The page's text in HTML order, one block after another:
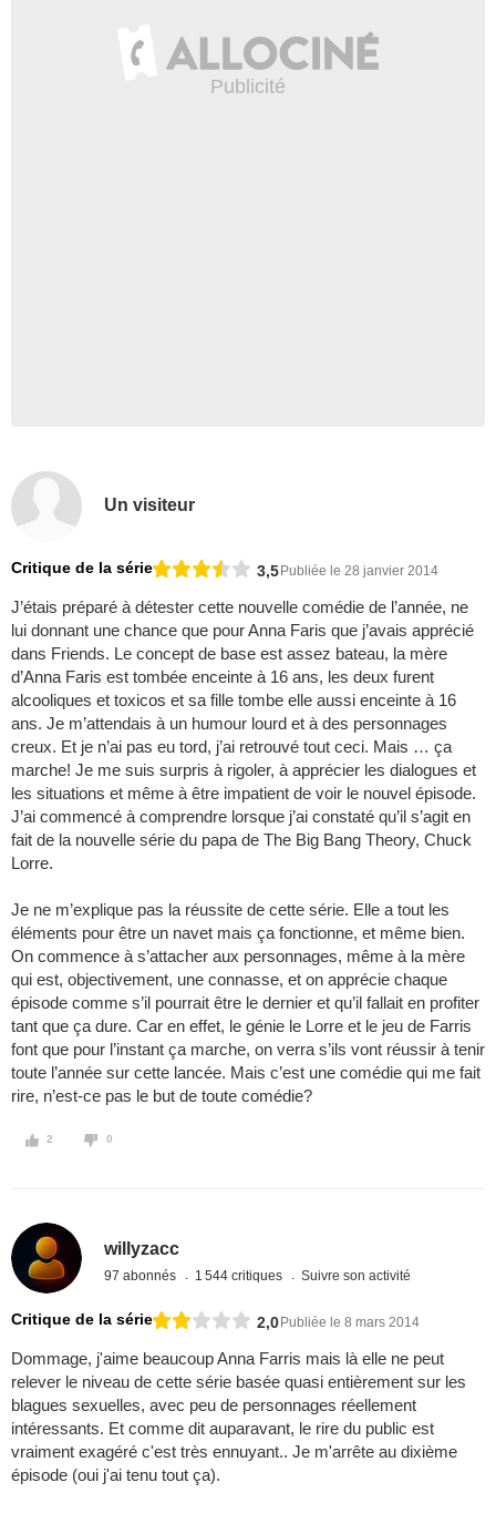
Un visiteur
Critique de la série 3,5 Publiée le 28 janvier 2014
J’étais préparé à détester cette nouvelle comédie de l’année, ne
lui donnant une chance que pour Anna Faris que j’avais apprécié
dans Friends. Le concept de base est assez bateau, la mère
d’Anna Faris est tombée enceinte à 16 ans, les deux furent
alcooliques et toxicos et sa fille tombe elle aussi enceinte à 16
ans. Je m’attendais à un humour lourd et à des personnages
creux. Et je n’ai pas eu tord, j’ai retrouvé tout ceci. Mais … ça
marche! Je me suis surpris à rigoler, à apprécier les dialogues et
les situations et même à être impatient de voir le nouvel épisode.
J’ai commencé à comprendre lorsque j’ai constaté qu’il s’agit en
fait de la nouvelle série du papa de The Big Bang Theory, Chuck
Lorre.
Je ne m’explique pas la réussite de cette série. Elle a tout les
éléments pour être un navet mais ça fonctionne, et même bien.
On commence à s’attacher aux personnages, même à la mère
qui est, objectivement, une connasse, et on apprécie chaque
épisode comme s’il pourrait être le dernier et qu’il fallait en profiter
tant que ça dure. Car en effet, le génie le Lorre et le jeu de Farris
font que pour l’instant ça marche, on verra s’ils vont réussir à tenir
toute l’année sur cette lancée. Mais c’est une comédie qui me fait
rire, n’est-ce pas le but de toute comédie?
2 0
willyzacc
97 abonnés 1 544 critiques Suivre son activité
Critique de la série 2,0 Publiée le 8 mars 2014
Dommage, j'aime beaucoup Anna Farris mais là elle ne peut
relever le niveau de cette série basée quasi entièrement sur les
blagues sexuelles, avec peu de personnages réellement
intéressants. Et comme dit auparavant, le rire du public est
vraiment exagéré c'est très ennuyant.. Je m'arrête au dixième
épisode (oui j'ai tenu tout ça).